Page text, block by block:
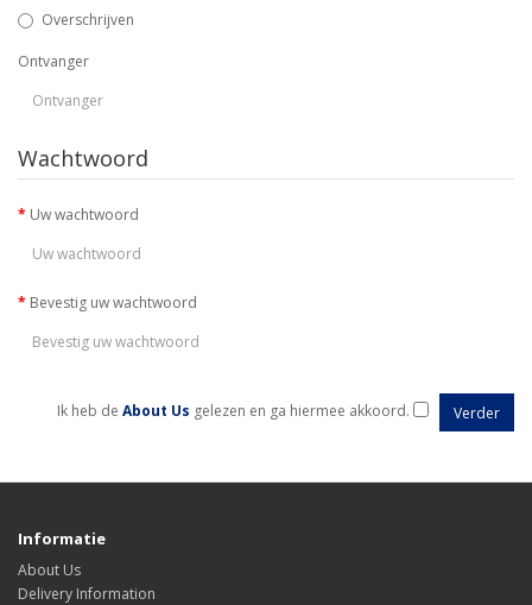
Overschrijven
Ontvanger
Wachtwoord
Uw wachtwoord
Bevestig uw wachtwoord
Ik heb de About Us gelezen en ga hiermee akkoord.
Informatie
About Us
Delivery Information